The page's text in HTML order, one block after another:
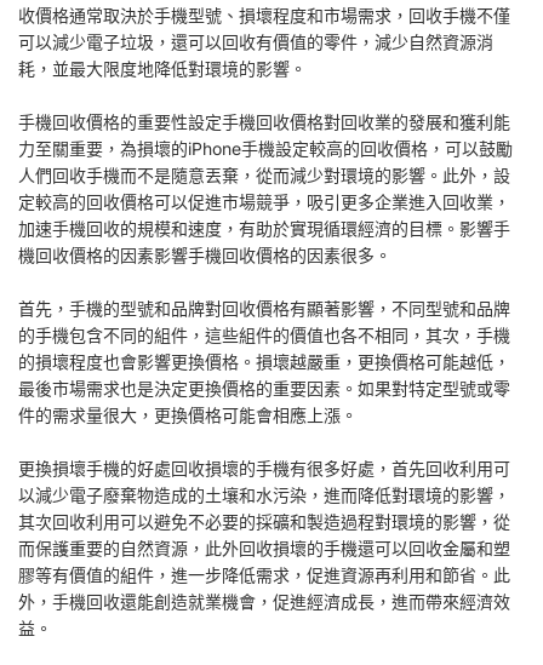
收價格通常取決於手機型號、損壞程度和市場需求，回收手機不僅
可以減少電子垃圾，還可以回收有價值的零件，減少自然資源消
耗，並最大限度地降低對環境的影響。
手機回收價格的重要性設定手機回收價格對回收業的發展和獲利能
力至關重要，為損壞的iPhone手機設定較高的回收價格，可以鼓勵
人們回收手機而不是隨意丟棄，從而減少對環境的影響。此外，設
定較高的回收價格可以促進市場競爭，吸引更多企業進入回收業，
加速手機回收的規模和速度，有助於實現循環經濟的目標。影響手
機回收價格的因素影響手機回收價格的因素很多。
首先，手機的型號和品牌對回收價格有顯著影響，不同型號和品牌
的手機包含不同的組件，這些組件的價值也各不相同，其次，手機
的損壞程度也會影響更換價格。損壞越嚴重，更換價格可能越低，
最後市場需求也是決定更換價格的重要因素。如果對特定型號或零
件的需求量很大，更換價格可能會相應上漲。
更換損壞手機的好處回收損壞的手機有很多好處，首先回收利用可
以減少電子廢棄物造成的土壤和水污染，進而降低對環境的影響，
其次回收利用可以避免不必要的採礦和製造過程對環境的影響，從
而保護重要的自然資源，此外回收損壞的手機還可以回收金屬和塑
膠等有價值的組件，進一步降低需求，促進資源再利用和節省。此
外，手機回收還能創造就業機會，促進經濟成長，進而帶來經濟效
益。